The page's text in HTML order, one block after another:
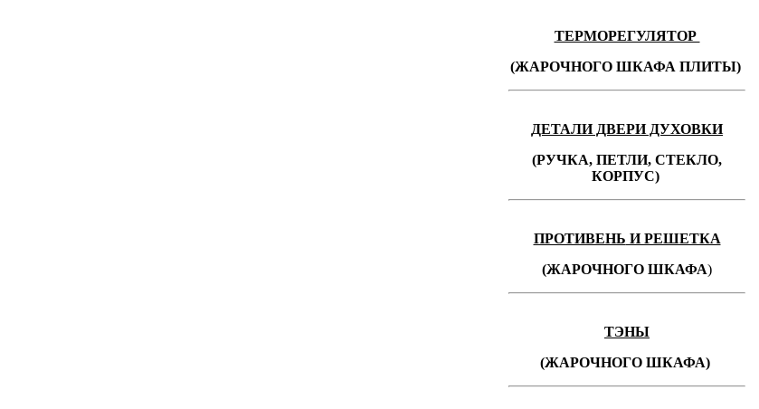
ТЕРМОРЕГУЛЯТОР
(ЖАРОЧНОГО ШКАФА ПЛИТЫ)
ДЕТАЛИ ДВЕРИ ДУХОВКИ
(РУЧКА, ПЕТЛИ, СТЕКЛО,
КОРПУС)
ПРОТИВЕНЬ И РЕШЕТКА
(ЖАРОЧНОГО ШКАФА)
ТЭНЫ
(ЖАРОЧНОГО ШКАФА)